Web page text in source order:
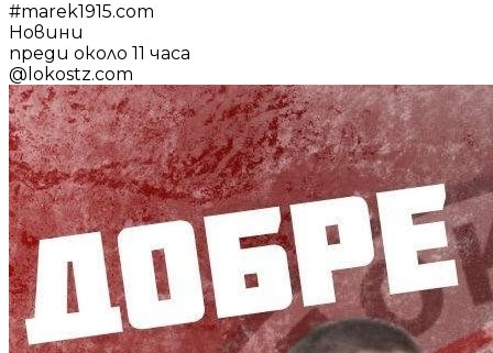
#marek1915.com
Новини
преди около 11 часа
@ lokostz.com